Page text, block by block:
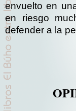
envuelto en
en riesgo
defender a la